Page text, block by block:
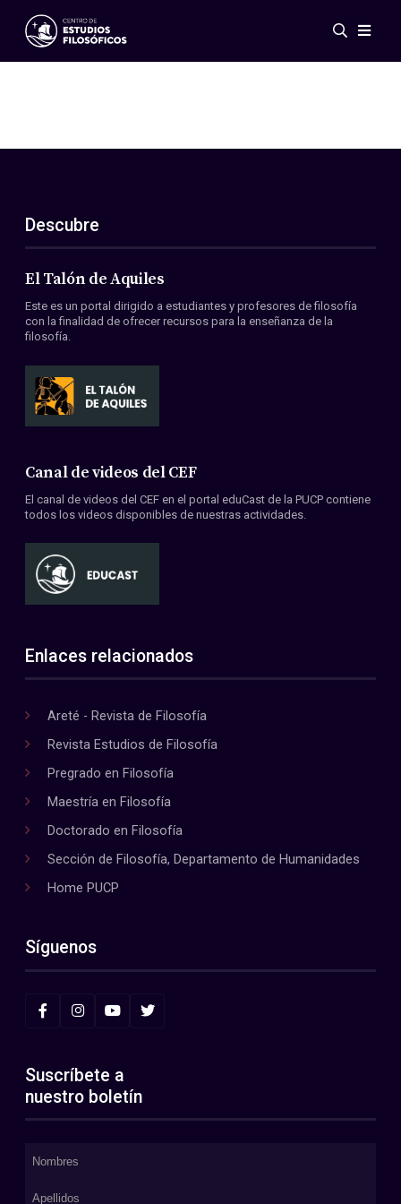
Eventos
ES
EN
Acerca de nosotros
Miembros
Convenios
Descubre
El Talón de Aquiles
Este es un portal dirigido a estudiantes y profesores de filosofía
con la finalidad de ofrecer recursos para la enseñanza de la
filosofía.
Canal de videos del CEF
El canal de videos del CEF en el portal eduCast de la PUCP contiene
todos los videos disponibles de nuestras actividades.
Enlaces relacionados
Areté - Revista de Filosofía
Revista Estudios de Filosofía
Pregrado en Filosofía
Maestría en Filosofía
Doctorado en Filosofía
Sección de Filosofía, Departamento de Humanidades
Home PUCP
Síguenos
Suscríbete a
nuestro boletín